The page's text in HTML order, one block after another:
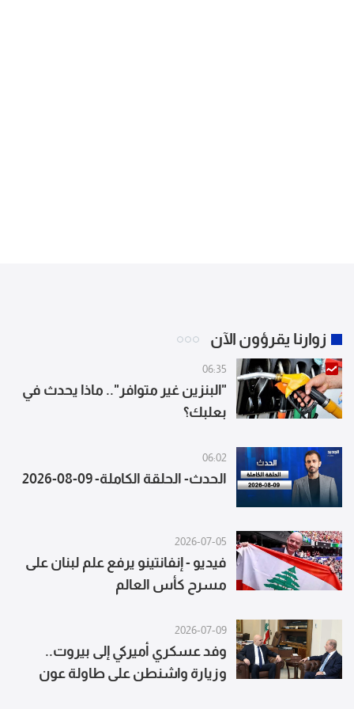
زوارنا يقرؤون الآن
06:35
"البنزين غير متوافر".. ماذا يحدث في
بعلبك؟
06:02
الحدث- الحلقة الكاملة- 09-08-2026
2026-07-05
فيديو - إنفانتينو يرفع علم لبنان على
مسرح كأس العالم
2026-07-09
وفد عسكري أميركي إلى بيروت..
وزيارة واشنطن على طاولة عون